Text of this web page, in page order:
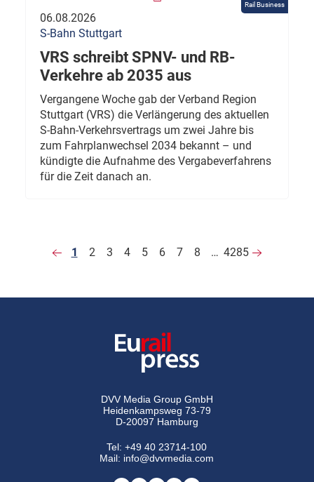
Rail Business
06.08.2026
S-Bahn Stuttgart
VRS schreibt SPNV- und RB-
Verkehre ab 2035 aus
Vergangene Woche gab der Verband Region
Stuttgart (VRS) die Verlängerung des aktuellen
S-Bahn-Verkehrsvertrags um zwei Jahre bis
zum Fahrplanwechsel 2034 bekannt – und
kündigte die Aufnahme des Vergabeverfahrens
für die Zeit danach an.
1 2 3 4 5 6 7 8 … 4285
DVV Media Group GmbH
Heidenkampsweg 73-79
D-20097 Hamburg
Tel:+49 40 23714-100
Mail: info@dvvmedia.com